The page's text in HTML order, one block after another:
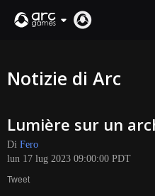
SUPPORTO
Accedi
Notizie di Arc
Lumière sur un
Di Fero
lun 17 lug 2023 09:00:00 PDT
Tweet